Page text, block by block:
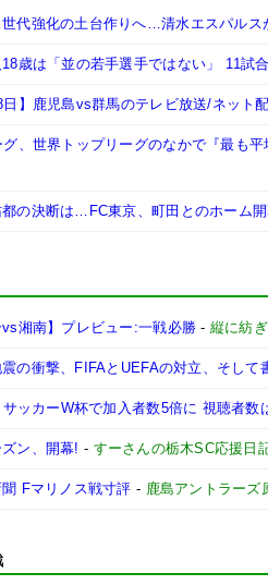
代強化の土台作りへ…清水エスパル
18歳は「並の若手選手ではない」 11試
8日】鹿児島vs群馬のテレビ放送/ネット
、世界トップリーグのなかで『最も
の決断は…FC東京、町田とのホーム
vs湘南】プレビュー:一戦必勝 - 縦に紡
の衝撃、FIFAとUEFAの対立、そし
サッカーW杯で加入者数5倍に 視聴者数
ン、開幕! - すーさんの栃木SC応援日
Fマリノス戦寸評 - 鹿島アントラーズ